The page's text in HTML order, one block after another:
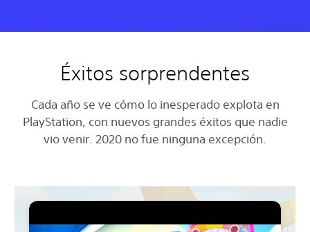
Éxitos sorprendentes
Cada año se ve cómo lo inesperado explota en
PlayStation, con nuevos grandes éxitos que nadie
vio venir. 2020 no fue ninguna excepción.